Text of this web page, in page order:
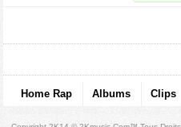
Home Rap Albums Clips